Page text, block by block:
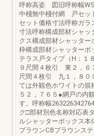
呼称高姿 図旧呼称幅
中棧無中棧付網 戸セッ
セット価格寸法呼称ガ
寸法呼称構成部材シャッ
クス構成部材シャッタ
枠構成部材シャッターボ
テラス戸タイプ（H：
９尺間４枚引 東２，６
尺間４枚引 九１，８０
ては外観色ホワイトの規
５２，７６５●網戸の内
す。呼称幅
ク□部材別色名称対応表
ルシャッターボックス本
ブラウンCBブラウンス